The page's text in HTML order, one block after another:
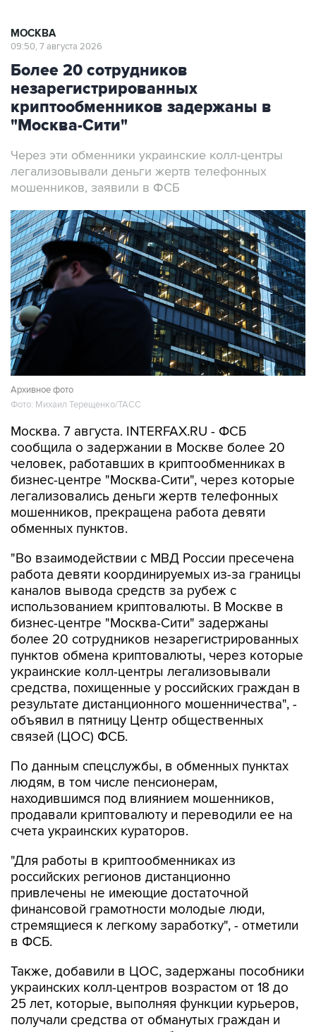
Более 20 сотрудников
незарегистрированных
криптообменников задержаны в
"Москва-Сити"
Через эти обменники украинские колл-центры
мошенников, заявили в ФСБ
Архивное фото
Фото: Михаил Терещенко/ТАСС
Москва. 7 августа. INTERFAX.RU - ФСБ
человек, работавших в криптообменниках в
бизнес-центре "Москва-Сити", через которые
легализовались деньги жертв телефонных
мошенников, прекращена работа девяти
обменных пунктов.
"Во взаимодействии с МВД России пресечена
каналов вывода средств за рубеж с
использованием криптовалюты. В Москве в
бизнес-центре "Москва-Сити" задержаны
более 20 сотрудников незарегистрированных
пунктов обмена криптовалюты, через которые
украинские колл-центры легализовывали
средства, похищенные у российских граждан в
результате дистанционного мошенничества", -
объявил в пятницу Центр общественных
связей (ЦОС) ФСБ.
По данным спецслужбы, в обменных пунктах
находившимся под влиянием мошенников,
продавали криптовалюту и переводили ее на
счета украинских кураторов.
"Для работы в криптообменниках из
привлечены не имеющие достаточной
финансовой грамотности молодые люди,
стремящиеся к легкому заработку", - отметили
в ФСБ.
Также, добавили в ЦОС, задержаны пособники
25 лет, которые, выполняя функции курьеров,
получали средства от обманутых граждан и
передавали их в криптообменники для
дальнейшего направления на Украину.